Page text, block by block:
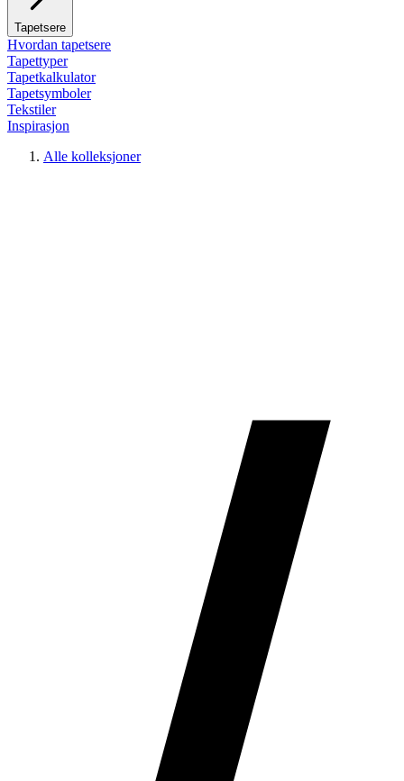
Tapetsere
Hvordan tapetsere
Tapettyper
Tapetkalkulator
Tapetsymboler
Tekstiler
Inspirasjon
Alle kolleksjoner